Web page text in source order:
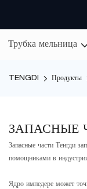
Трубка мельница
TENGDI Продукты
ЗАПАСНЫЕ
Запасные части Тенгди
помощниками в
Ядро импедере может